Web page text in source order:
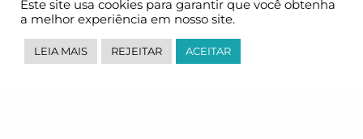
Segunda – Sexta: 8h00 – 18h00
Siga-nos
Este site usa cookies para garantir que você obtenha
a melhor experiência em nosso site.
LEIA MAIS REJEITAR ACEITAR